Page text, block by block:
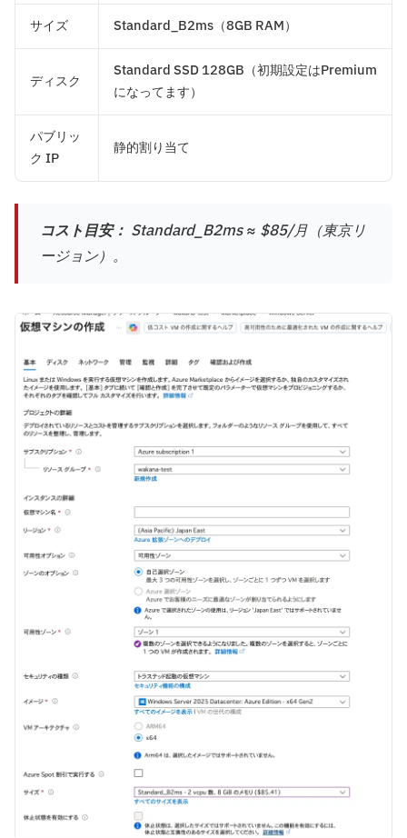
サイズ Standard_B2ms（8GB RAM）
ディスク
Standard SSD 128GB（初期設定はPremium
になってます）
パブリッ
ク IP
静的割り当て
コスト目安： Standard_B2ms ≈ $85/月（東京リ
ージョン）。